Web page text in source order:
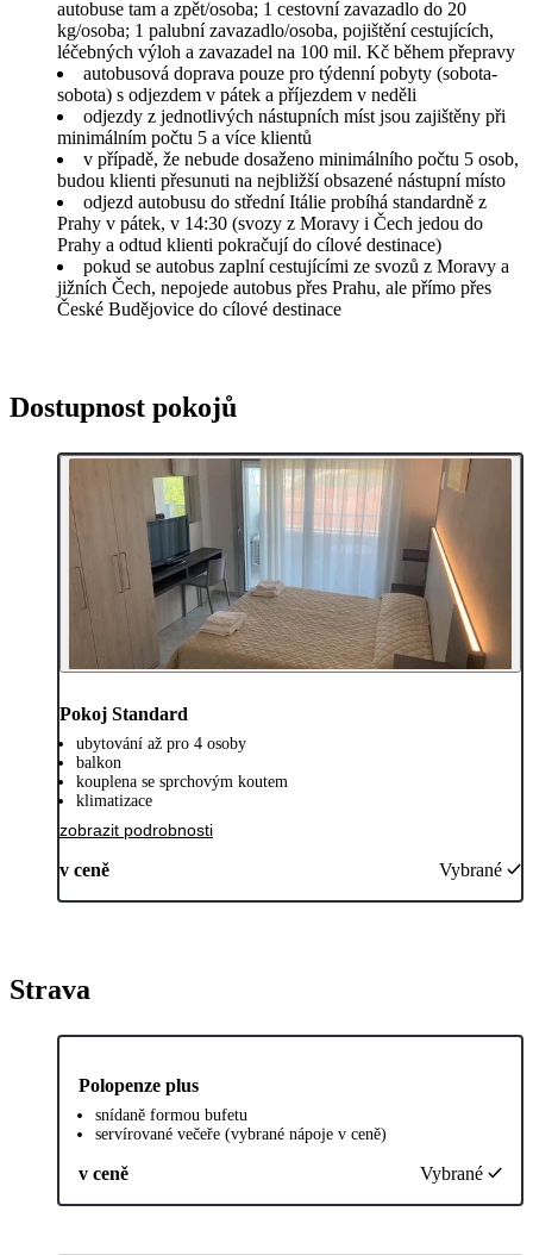
autobuse tam a zpět/osoba; 1 cestovní zavazadlo do 20
kg/osoba; 1 palubní zavazadlo/osoba, pojištění cestujících,
léčebných výloh a zavazadel na 100 mil. Kč během přepravy
autobusová doprava pouze pro týdenní pobyty (sobota-
sobota) s odjezdem v pátek a příjezdem v neděli
odjezdy z jednotlivých nástupních míst jsou zajištěny při
minimálním počtu 5 a více klientů
v případě, že nebude dosaženo minimálního počtu 5 osob,
budou klienti přesunuti na nejbližší obsazené nástupní místo
odjezd autobusu do střední Itálie probíhá standardně z
Prahy v pátek, v 14:30 (svozy z Moravy i Čech jedou do
Prahy a odtud klienti pokračují do cílové destinace)
pokud se autobus zaplní cestujícími ze svozů z Moravy a
jižních Čech, nepojede autobus přes Prahu, ale přímo přes
České Budějovice do cílové destinace
Dostupnost pokojů
Pokoj Standard
ubytování až pro 4 osoby
balkon
kouplena se sprchovým koutem
klimatizace
zobrazit podrobnosti
v ceně Vybrané
Strava
Polopenze plus
snídaně formou bufetu
servírované večeře (vybrané nápoje v ceně)
v ceně Vybrané